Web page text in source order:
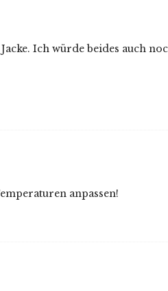
Ich würde beides auch
anpassen!